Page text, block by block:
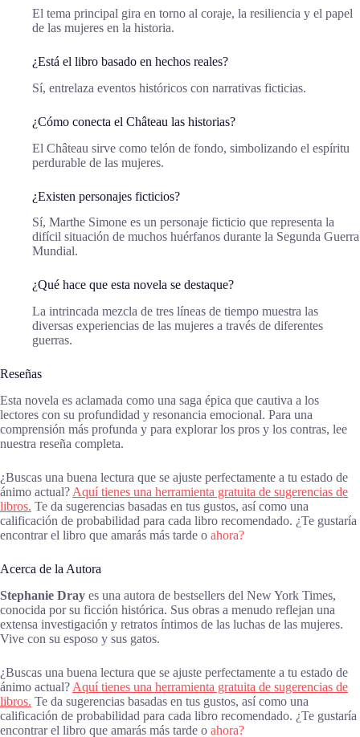
El tema principal gira en torno al coraje, la resiliencia y el papel
de las mujeres en la historia.
¿Está el libro basado en hechos reales?
Sí, entrelaza eventos históricos con narrativas ficticias.
¿Cómo conecta el Château las historias?
El Château sirve como telón de fondo, simbolizando el espíritu
perdurable de las mujeres.
¿Existen personajes ficticios?
Sí, Marthe Simone es un personaje ficticio que representa la
difícil situación de muchos huérfanos durante la Segunda Guerra
Mundial.
¿Qué hace que esta novela se destaque?
La intrincada mezcla de tres líneas de tiempo muestra las
diversas experiencias de las mujeres a través de diferentes
guerras.
Reseñas
Esta novela es aclamada como una saga épica que cautiva a los
lectores con su profundidad y resonancia emocional. Para una
comprensión más profunda y para explorar los pros y los contras, lee
nuestra reseña completa.
¿Buscas una buena lectura que se ajuste perfectamente a tu estado de
ánimo actual? Aquí tienes una herramienta gratuita de sugerencias de
libros. Te da sugerencias basadas en tus gustos, así como una
calificación de probabilidad para cada libro recomendado. ¿Te gustaría
encontrar el libro que amarás más tarde o ahora?
Acerca de la Autora
Stephanie Dray es una autora de bestsellers del New York Times,
conocida por su ficción histórica. Sus obras a menudo reflejan una
extensa investigación y retratos íntimos de las luchas de las mujeres.
Vive con su esposo y sus gatos.
¿Buscas una buena lectura que se ajuste perfectamente a tu estado de
ánimo actual? Aquí tienes una herramienta gratuita de sugerencias de
libros. Te da sugerencias basadas en tus gustos, así como una
calificación de probabilidad para cada libro recomendado. ¿Te gustaría
encontrar el libro que amarás más tarde o ahora?